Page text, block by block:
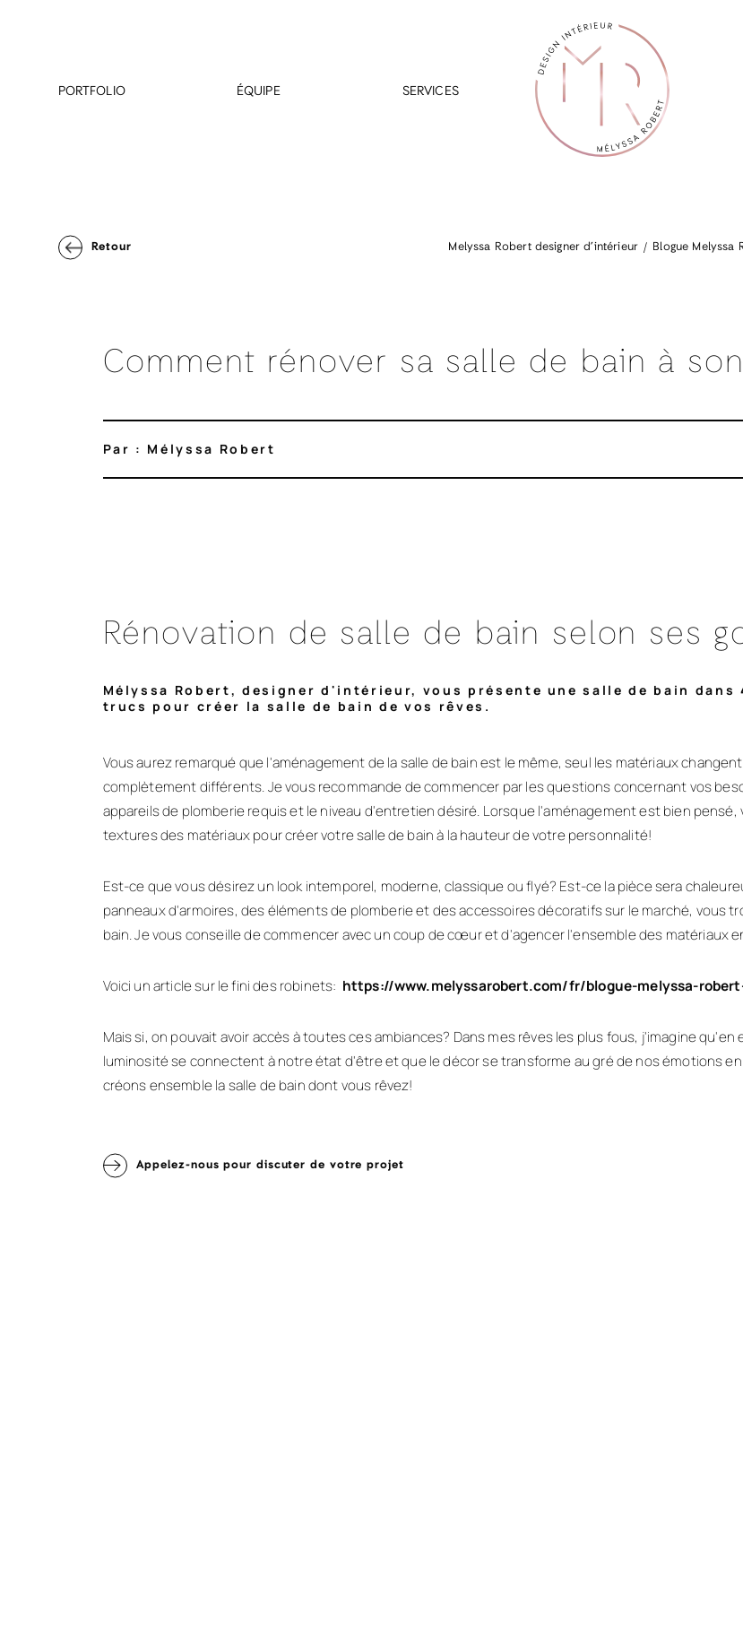
PORTFOLIO ÉQUIPE SERVICES
Retour Melyssa Robert designer d’intérieur Blogue Melyssa
Comment rénover sa salle de bain à
Par : Mélyssa Robert
Rénovation de salle de bain selon ses
Mélyssa Robert, designer d'intérieur, vous présente une salle de bain
trucs pour créer la salle de bain de vos rêves.
Vous aurez remarqué que l'aménagement de la salle de bain est le même, seul les matériaux
complètement différents. Je vous recommande de commencer par les questions concernant vos
appareils de plomberie requis et le niveau d'entretien désiré. Lorsque l'aménagement est bien
textures des matériaux pour créer votre salle de bain à la hauteur de votre personnalité!
Est-ce que vous désirez un look intemporel, moderne, classique ou flyé? Est-ce la pièce sera
panneaux d'armoires, des éléments de plomberie et des accessoires décoratifs sur le marché, vous
bain. Je vous conseille de commencer avec un coup de cœur et d'agencer l'ensemble des matériaux
Voici un article sur le fini des robinets: https://www.melyssarobert.com/fr/blogue-melyssa-
Mais si, on pouvait avoir accès à toutes ces ambiances? Dans mes rêves les plus fous, j'imagine
luminosité se connectent à notre état d'être et que le décor se transforme au gré de nos émotions
créons ensemble la salle de bain dont vous rêvez!
Appelez-nous pour discuter de votre projet